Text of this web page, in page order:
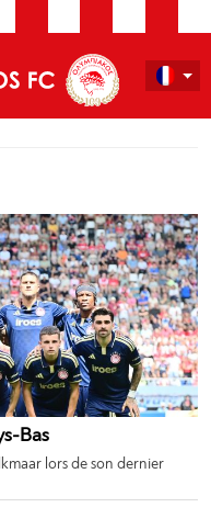
Bas
lors de son dernier